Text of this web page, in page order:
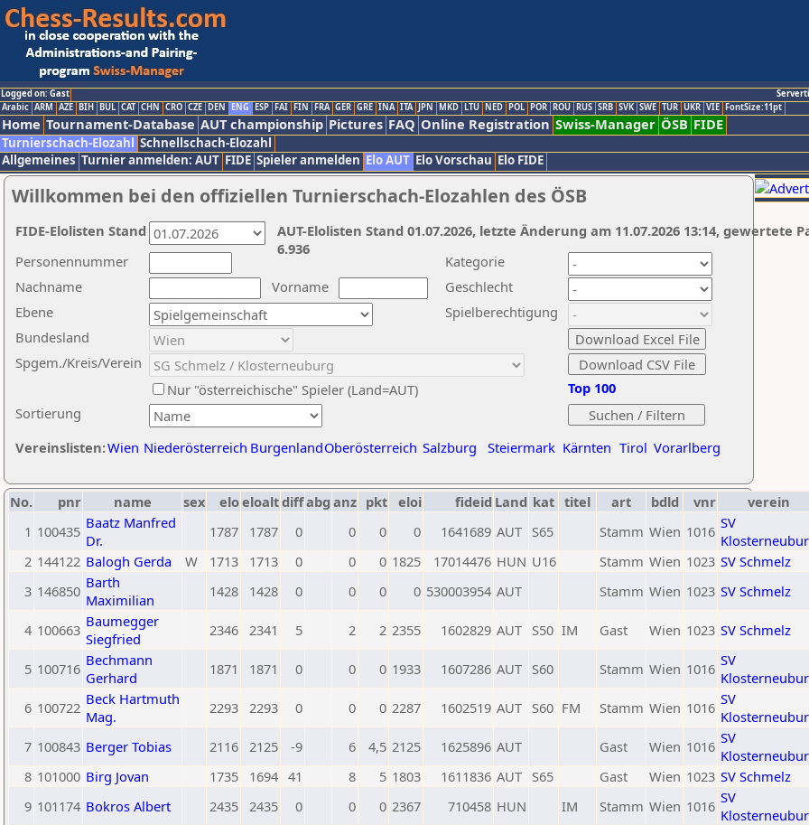
Logged on: Gast
Arabic ARM AZE BIH BUL CAT CHN CRO CZE DEN ENG ESP FAI FIN FRA GER GRE INA ITA JPN MKD LTU NED POL POR ROU RUS SRB SVK SWE TUR UKR VIE FontSize:11pt
Home Tournament-Database AUT championship Pictures FAQ Online Registration Swiss-Manager ÖSB FIDE
Turnierschach-Elozahl Schnellschach-Elozahl
Allgemeines Turnier anmelden: AUT FIDE Spieler anmelden Elo AUT Elo Vorschau Elo FIDE
Willkommen bei den offiziellen Turnierschach-Elozahlen des ÖSB
Nachname
Vorname
Ebene
Kategorie
Sortierung
Personennummer
Bundesland
Spgem./Kreis/Verein
Geschlecht
Nur "österreichische" Spieler (Land=AUT)
Spielberechtigung
Vereinslisten:Wien Niederösterreich BurgenlandOberösterreich Salzburg Steiermark Kärnten Tirol Vorarlberg
Top 100
AUT-Elolisten Stand 01.07.2026, letzte Änderung am 11.07.2026 13:14, gewertete
6.936
FIDE-Elolisten Stand
No. pnr name sex eloeloaltdiffabg anz pkt eloi fideid Land kat titel art bdld vnr
verein
1 100435 Baatz Manfred
Dr.
1787 1787 0 0 0 0 1641689 AUT S65 Stamm Wien 1016 SV
2 144122 Balogh Gerda W 1713 1713 0 0 0 1825 17014476 HUN U16 Stamm Wien 1023 SV Schmelz
3 146850 Barth
Maximilian
1428 1428 0 0 0 0 530003954 AUT Stamm Wien 1023 SV Schmelz
4 100663 Baumegger
Siegfried
2346 2341 5 2 2 2355 1602829 AUT S50 IM Gast Wien 1023 SV Schmelz
5 100716 Bechmann
Gerhard
1871 1871 0 0 0 1933 1607286 AUT S60 Stamm Wien 1016 SV
6 100722 Beck Hartmuth
Mag.
2293 2293 0 0 0 2287 1602519 AUT S60 FM Stamm Wien 1016 SV
7 100843 Berger Tobias 2116 2125 -9 6 4,5 2125 1625896 AUT Gast Wien 1016 SV
8 101000 Birg Jovan 1735 1694 41 8 5 1803 1611836 AUT S65 Gast Wien 1023 SV Schmelz
9 101174 Bokros Albert 2435 2435 0 0 0 2367 710458 HUN IM Stamm Wien 1016 SV